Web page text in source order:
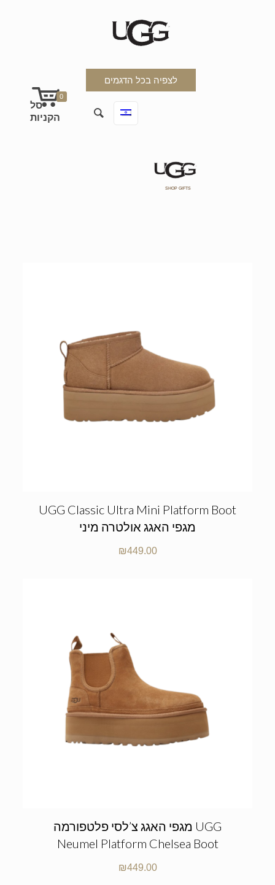
לצפיה בכל הדגמים
0
SHOP GIFTS
UGG Classic Ultra Mini Platform Boot
מגפי האגג אולטרה מיני
₪449.00
מגפי האגג צ’לסי פלטפורמה UGG
Neumel Platform Chelsea Boot
₪449.00